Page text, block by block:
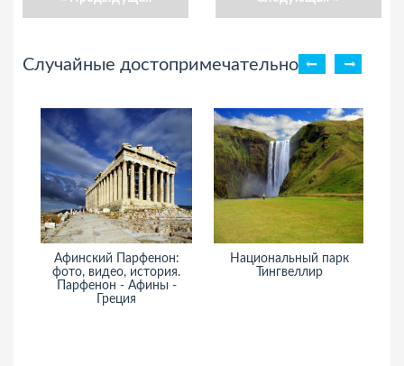
Случайные достопримечательности
Парфенон:
видео, история.
- Афины -
Национальный парк
Того.
информация,